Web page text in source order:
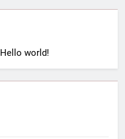
Hello world!